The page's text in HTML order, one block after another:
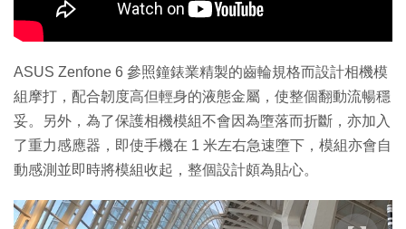
ASUS Zenfone 6 參照鐘錶業精製的齒輪規格而設計相機模
組摩打，配合韌度高但輕身的液態金屬，使整個翻動流暢穩
妥。另外，為了保護相機模組不會因為墮落而折斷，亦加入
了重力感應器，即使手機在 1 米左右急速墮下，模組亦會自
動感測並即時將模組收起，整個設計頗為貼心。